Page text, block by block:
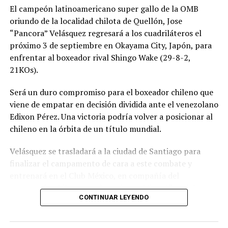
El campeón latinoamericano super gallo de la OMB
oriundo de la localidad chilota de Quellón, Jose
“Pancora” Velásquez regresará a los cuadriláteros el
próximo 3 de septiembre en Okayama City, Japón, para
enfrentar al boxeador rival Shingo Wake (29-8-2,
21KOs).
Será un duro compromiso para el boxeador chileno que
viene de empatar en decisión dividida ante el venezolano
Edixon Pérez. Una victoria podría volver a posicionar al
chileno en la órbita de un título mundial.
Velásquez se trasladará a la ciudad de Santiago para
finalizar el campamento de cara a este combate y
excampeón chileno y sudamericano Miguel “Aguja”
González que estará en la esquina del púgil de Quellón.
Wake es un experimentado boxeador de 36 años que
CONTINUAR LEYENDO